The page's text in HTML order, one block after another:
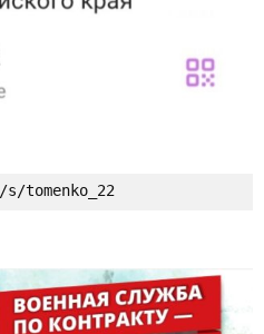
tomenko_22